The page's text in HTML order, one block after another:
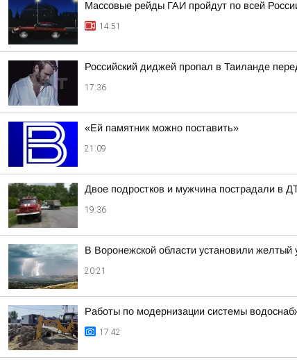
Массовые рейды ГАИ пройдут по всей
14:51
Российский диджей пропал в Таиланде
17:36
«Ей памятник можно поставить»
21:09
Двое подростков и мужчина пострадали в
19:36
В Воронежской области установили желтый
20:21
Работы по модернизации системы
17:42